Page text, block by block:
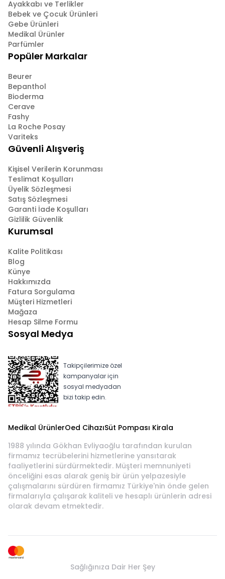
Ayakkabı ve Terlikler
Bebek ve Çocuk Ürünleri
Gebe Ürünleri
Medikal Ürünler
Parfümler
Popüler Markalar
Beurer
Bepanthol
Bioderma
Cerave
Fashy
La Roche Posay
Variteks
Güvenli Alışveriş
Kişisel Verilerin Korunması
Teslimat Koşulları
Üyelik Sözleşmesi
Satış Sözleşmesi
Garanti İade Koşulları
Gizlilik Güvenlik
Kurumsal
Kalite Politikası
Blog
Künye
Hakkımızda
Fatura Sorgulama
Müşteri Hizmetleri
Mağaza
Hesap Silme Formu
Sosyal Medya
Takipçilerimize özel
kampanyalar için
sosyal medyadan
bizi takip edin.
Medikal ÜrünlerOed CihazıSüt Pompası Kirala
1988 yılında Gökhan Evliyaoğlu tarafından kurulan
firmamız tecrübelerini hizmetlerine yansıtarak
faaliyetlerini sürdürmektedir. Müşteri memnuniyeti
önceliğini esas alarak geniş bir ürün yelpazesiyle
çalışmalarını sürdüren firmamız Türkiye'nin önde gelen
firmalarıyla çalışarak kaliteli ve hesaplı ürünlerin adresi
olarak devam etmektedir.
Sağlığınıza Dair Her Şey